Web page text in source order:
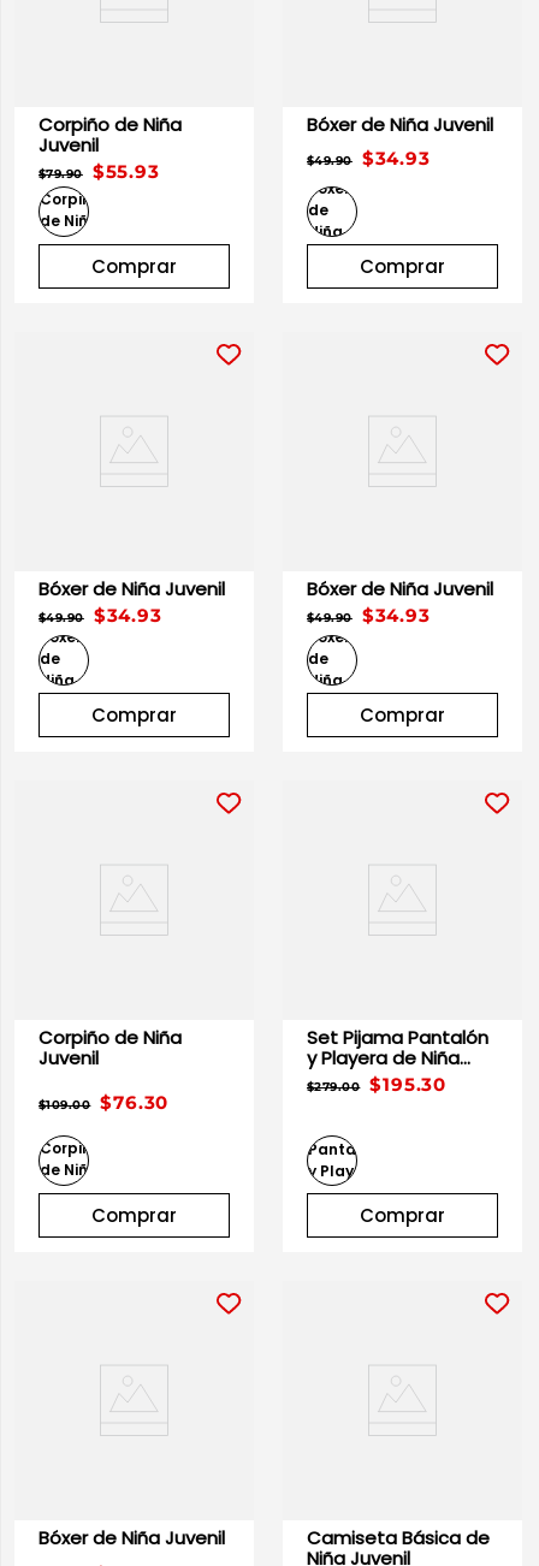
Corpiño de Niña
Juvenil
$55.93
$79.90
Comprar
Bóxer de Niña Juvenil
$34.93
$49.90
Comprar
Bóxer de Niña Juvenil
$34.93
$49.90
Comprar
Bóxer de Niña Juvenil
$34.93
$49.90
Comprar
Corpiño de Niña
Juvenil
$76.30
$109.00
Comprar
Set Pijama Pantalón
y Playera de Niña
Juvenil $195.30
$279.00
Comprar
Bóxer de Niña Juvenil
Camiseta Básica de
Niña Juvenil